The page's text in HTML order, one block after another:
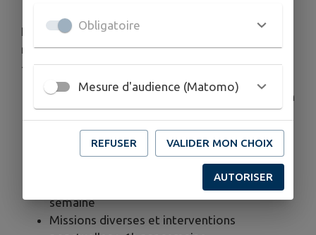
Horaires et conditions de travail (peuvent être
modulées)
- Horaires : 8 heures hebdomadaires
Lundi : 8h à 10h et 14h à 16h (dont réalisation
des états des lieux de sortie)
Jeudi : 7h30 à 8h30
Vendredi : 17h à 18h30 (dont réalisation des
Distribution du courrier : 30 Minutes par
semaine
Missions diverses et interventions
Obligatoire
Mesure d'audience (Matomo)
REFUSER VALIDER MON CHOIX
AUTORISER